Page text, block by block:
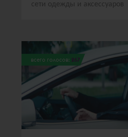
сети одежды и аксессуаров
всего голосов: 267